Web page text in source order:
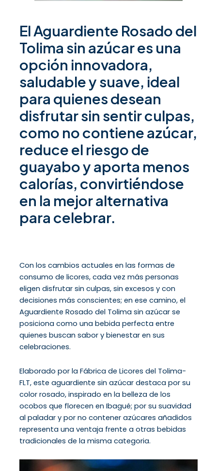
El Aguardiente Rosado del
Tolima sin azúcar es una
opción innovadora,
saludable y suave, ideal
para quienes desean
disfrutar sin sentir culpas,
como no contiene azúcar,
reduce el riesgo de
guayabo y aporta menos
calorías, convirtiéndose
en la mejor alternativa
para celebrar.
Con los cambios actuales en las formas de
consumo de licores, cada vez más personas
eligen disfrutar sin culpas, sin excesos y con
decisiones más conscientes; en ese camino, el
Aguardiente Rosado del Tolima sin azúcar se
posiciona como una bebida perfecta entre
quienes buscan sabor y bienestar en sus
celebraciones.
Elaborado por la Fábrica de Licores del Tolima-
FLT, este aguardiente sin azúcar destaca por su
color rosado, inspirado en la belleza de los
ocobos que florecen en Ibagué; por su suavidad
al paladar y por no contener azúcares añadidos
representa una ventaja frente a otras bebidas
tradicionales de la misma categoria.